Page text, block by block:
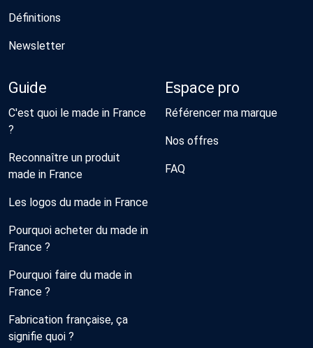
Définitions
Newsletter
Guide
C'est quoi le made in France
?
Reconnaître un produit
made in France
Les logos du made in France
Pourquoi acheter du made in
France ?
Pourquoi faire du made in
France ?
Fabrication française, ça
signifie quoi ?
Espace pro
Référencer ma marque
Nos offres
FAQ